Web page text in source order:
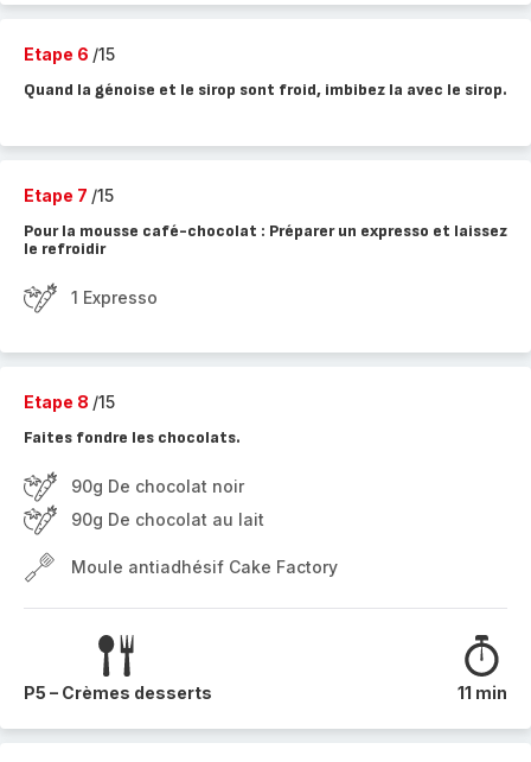
Etape 6 /15
Quand la génoise et le sirop sont froid, imbibez la avec le sirop.
Etape 7 /15
Pour la mousse café-chocolat : Préparer un expresso et laissez
le refroidir
1 Expresso
Etape 8 /15
Faites fondre les chocolats.
90g De chocolat noir
90g De chocolat au lait
Moule antiadhésif Cake Factory
P5 – Crèmes desserts 11 min